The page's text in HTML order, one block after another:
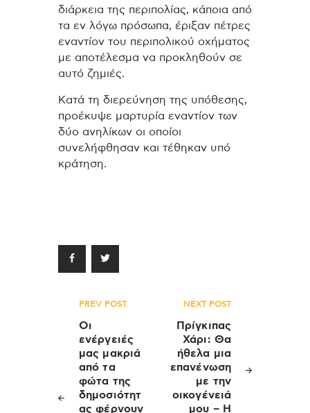
διάρκεια της περιπολίας, κάποια από
τα εν λόγω πρόσωπα, έριξαν πέτρες
εναντίον του περιπολικού οχήματος
με αποτέλεσμα να προκληθούν σε
αυτό ζημιές.
Κατά τη διερεύνηση της υπόθεσης,
προέκυψε μαρτυρία εναντίον των
δύο ανηλίκων οι οποίοι
συνελήφθησαν και τέθηκαν υπό
κράτηση.
Πλοήγηση
άρθρων
PREV POST
Οι
ενέργειές
μας μακριά
από τα
φώτα της
δημοσιότητ
ας φέρνουν
NEXT POST
Πρίγκιπας
Χάρι: Θα
ήθελα μια
επανένωση
με την
οικογένειά
μου – Η